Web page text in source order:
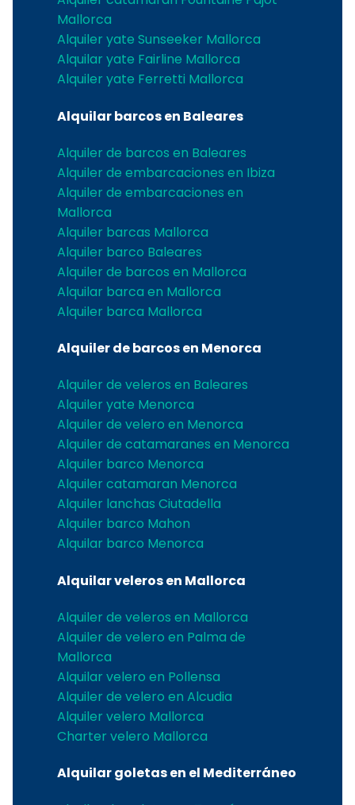
Mallorca
Alquiler yate Sunseeker Mallorca
Alquilar yate Fairline Mallorca
Alquiler yate Ferretti Mallorca
Alquilar barcos en Baleares
Alquiler de barcos en Baleares
Alquiler de embarcaciones en Ibiza
Alquiler de embarcaciones en
Mallorca
Alquiler barcas Mallorca
Alquiler barco Baleares
Alquiler de barcos en Mallorca
Alquilar barca en Mallorca
Alquiler barca Mallorca
Alquiler de barcos en Menorca
Alquiler de veleros en Baleares
Alquiler yate Menorca
Alquiler de velero en Menorca
Alquiler de catamaranes en Menorca
Alquiler barco Menorca
Alquiler catamaran Menorca
Alquiler lanchas Ciutadella
Alquiler barco Mahon
Alquilar barco Menorca
Alquilar veleros en Mallorca
Alquiler de veleros en Mallorca
Alquiler de velero en Palma de
Mallorca
Alquilar velero en Pollensa
Alquiler de velero en Alcudia
Alquiler velero Mallorca
Charter velero Mallorca
Alquilar goletas en el Mediterráneo